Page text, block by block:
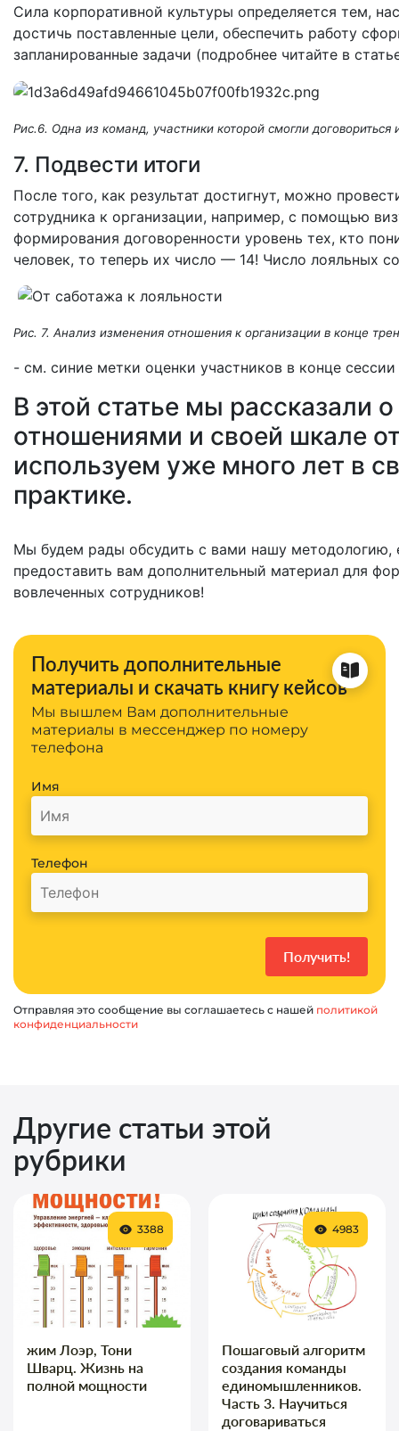
Сила корпоративной культуры определяется тем,
достичь поставленные цели, обеспечить работу
запланированные задачи (подробнее читайте в
Рис.6. Одна из команд, участники которой смогли договориться
7. Подвести итоги
После того, как результат достигнут, можно
сотрудника к организации, например, с помощью
формирования договоренности уровень тех, кто
человек, то теперь их число — 14! Число лояльных
Рис. 7. Анализ изменения отношения к организации в конце
- см. синие метки оценки участников в конце сессии
В этой статье мы рассказали
отношениями и своей шкале
используем уже много лет в
практике.
Мы будем рады обсудить с вами нашу методологию,
предоставить вам дополнительный материал для
вовлеченных сотрудников!
Получить дополнительные
материалы и скачать книгу кейсов
Мы вышлем Вам дополнительные
материалы в мессенджер по номеру
телефона
Имя
Телефон
Отправляя это сообщение вы соглашаетесь с нашей политикой
конфиденциальности
Другие статьи этой
рубрики
жим Лоэр, Тони
Шварц. Жизнь на
полной мощности
3388
Пошаговый алгоритм
создания команды
единомышленников.
Часть 3. Научиться
договариваться
4983